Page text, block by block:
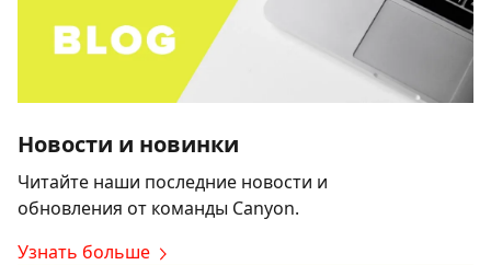
Новости и новинки
Читайте наши последние новости и
обновления от команды Canyon.
Узнать больше